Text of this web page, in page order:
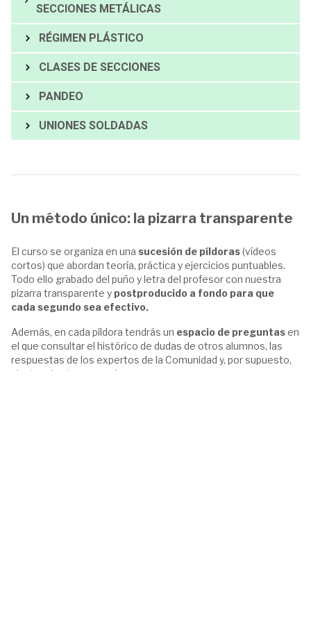
SECCIONES METÁLICAS
RÉGIMEN PLÁSTICO
CLASES DE SECCIONES
PANDEO
UNIONES SOLDADAS
Un método único: la pizarra transparente
El curso se organiza en una sucesión de píldoras(vídeos
cortos) que abordan teoría, práctica y ejercicios puntuables.
Todo ello grabado del puño y letra del profesor con nuestra
pizarra transparente y postproducido a fondo para que
cada segundo sea efectivo.
Además, en cada píldora tendrás un espacio de preguntasen
el que consultar el histórico de dudas de otros alumnos, las
respuestas de los expertos de la Comunidad y, por supuesto,
plantear las tuyas propias.